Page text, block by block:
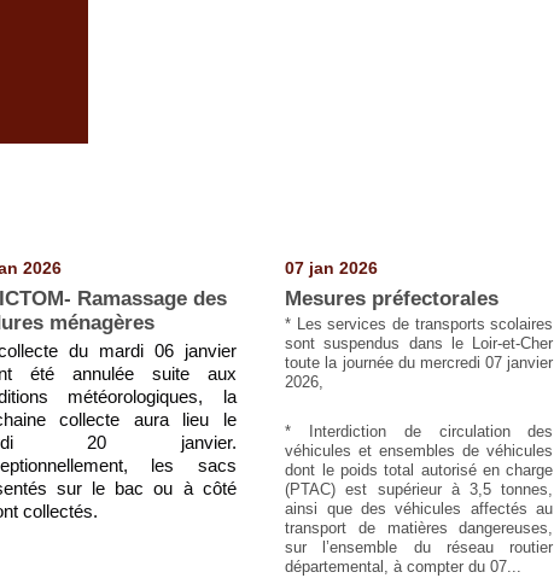
2026
Ramassage des
ménagères
du mardi 06 janvier
été annulée suite aux
météorologiques, la
collecte aura lieu le
20 janvier.
les sacs
sur le bac ou à côté
collectés.
07 jan 2026
Mesures préfectorales
* Les services de transports scolaires
sont suspendus dans le Loir-et-Cher
toute la journée du mercredi 07 janvier
2026,
* Interdiction de circulation des
véhicules et ensembles de véhicules
dont le poids total autorisé en charge
(PTAC) est supérieur à 3,5 tonnes,
ainsi que des véhicules affectés au
transport de matières dangereuses,
sur l’ensemble du réseau routier
départemental, à compter du 07...